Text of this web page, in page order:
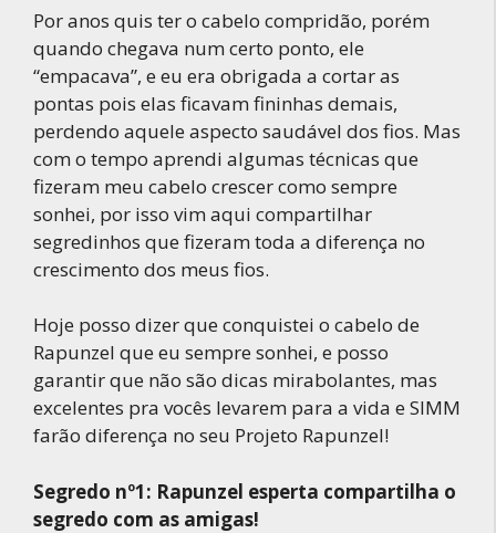
Por anos quis ter o cabelo compridão, porém
quando chegava num certo ponto, ele
“empacava”, e eu era obrigada a cortar as
pontas pois elas ficavam fininhas demais,
perdendo aquele aspecto saudável dos fios. Mas
com o tempo aprendi algumas técnicas que
fizeram meu cabelo crescer como sempre
sonhei, por isso vim aqui compartilhar
segredinhos que fizeram toda a diferença no
crescimento dos meus fios.
Hoje posso dizer que conquistei o cabelo de
Rapunzel que eu sempre sonhei, e posso
garantir que não são dicas mirabolantes, mas
excelentes pra vocês levarem para a vida e SIMM
farão diferença no seu Projeto Rapunzel!
Segredo nº1: Rapunzel esperta compartilha o
segredo com as amigas!